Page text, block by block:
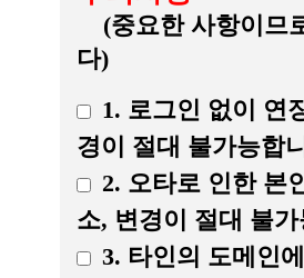
(중요한 사항이므
다)
1. 로그인 없이 연
경이 절대 불가능합
2. 오타로 인한 본
소, 변경이 절대 불
3. 타인의 도메인